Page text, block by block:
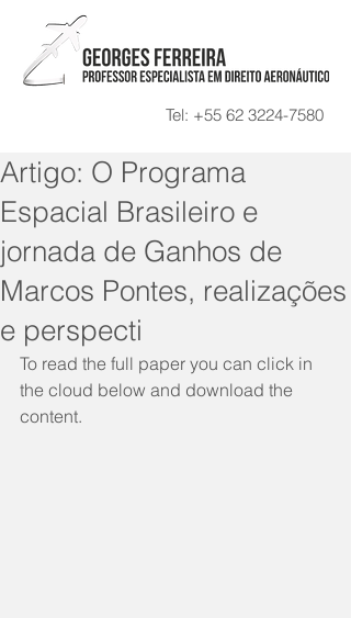
Tel: +55 62 3224-7580
Artigo: O Programa
Espacial Brasileiro e
jornada de Ganhos de
Marcos Pontes, realizações
e perspecti
To read the full paper you can click in
the cloud below and download the
content.